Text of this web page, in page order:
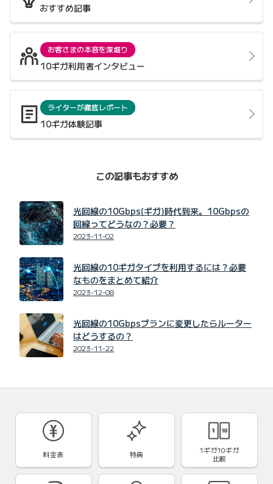
おすすめ記事
お客さまの本音を深堀り
10ギガ利用者インタビュー
ライターが徹底レポート
10ギガ体験記事
この記事もおすすめ
光回線の10Gbps(ギガ)時代到来。10Gbpsの
回線ってどうなの？必要？
2023-11-02
光回線の10ギガタイプを利用するには？必要
なものをまとめて紹介
2023-12-08
光回線の10Gbpsプランに変更したらルーター
はどうするの？
2023-11-22
料金表 特典
1ギガ10ギガ
比較